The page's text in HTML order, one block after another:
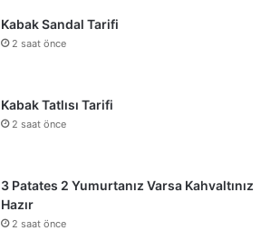
Kabak Sandal Tarifi
2 saat önce
Kabak Tatlısı Tarifi
2 saat önce
3 Patates 2 Yumurtanız Varsa Kahvaltınız
Hazır
2 saat önce